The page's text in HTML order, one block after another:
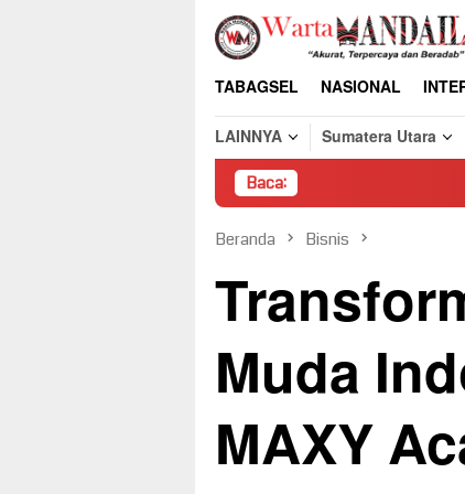
Loncat
konten
TABAGSEL NASIONAL
LAINNYA
Sumatera Utara
Baca:
Beranda Bisnis
Muda
MAXY